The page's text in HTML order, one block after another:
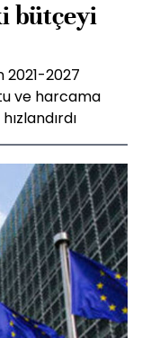
bütçeyi
2021-2027
ve harcama